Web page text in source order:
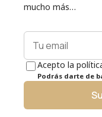
mucho más…
Acepto la
Podrás darte de